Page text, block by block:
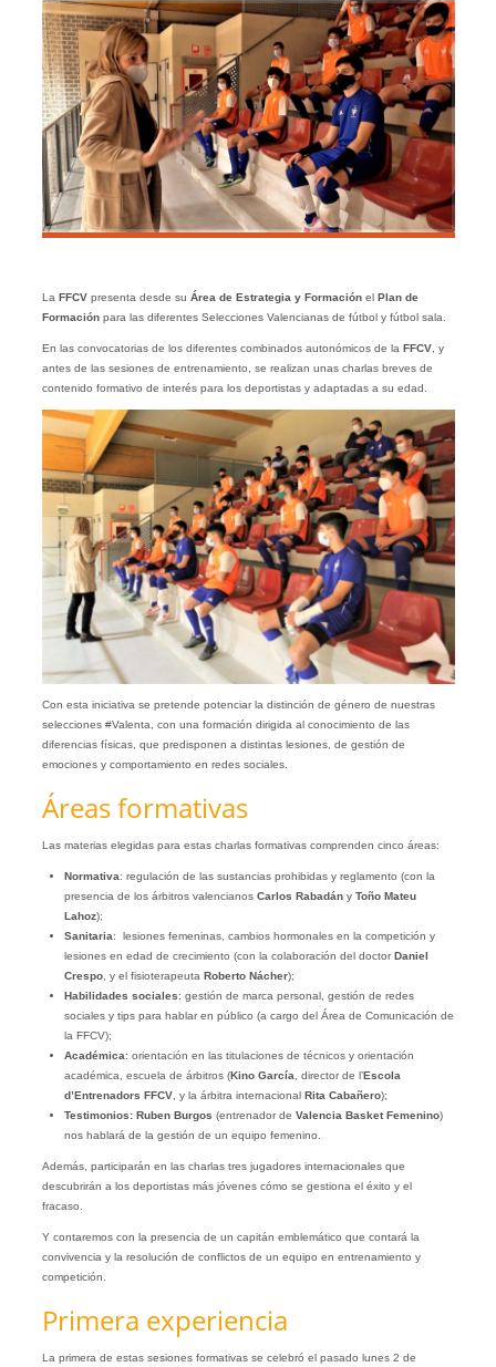
La FFCVpresenta desde su Área de Estrategia y Formaciónel Plan de
Formaciónpara las diferentes Selecciones Valencianas de fútbol y fútbol sala.
En las convocatorias de los diferentes combinados autonómicos de la FFCV, y
antes de las sesiones de entrenamiento, se realizan unas charlas breves de
contenido formativo de interés para los deportistas y adaptadas a su edad.
Con esta iniciativa se pretende potenciar la distinción de género de nuestras
selecciones #Valenta, con una formación dirigida al conocimiento de las
diferencias físicas, que predisponen a distintas lesiones, de gestión de
emociones y comportamiento en redes sociales.
Áreas formativas
Las materias elegidas para estas charlas formativas comprenden cinco áreas:
Normativa: regulación de las sustancias prohibidas y reglamento (con la
presencia de los árbitros valencianos Carlos Rabadány Toño Mateu
Lahoz);
Sanitaria: lesiones femeninas, cambios hormonales en la competición y
lesiones en edad de crecimiento (con la colaboración del doctor Daniel
Crespo, y el fisioterapeuta Roberto Nácher);
Habilidades sociales: gestión de marca personal, gestión de redes
sociales y tips para hablar en público (a cargo del Área de Comunicación de
la FFCV);
Académica: orientación en las titulaciones de técnicos y orientación
académica, escuela de árbitros (Kino García, director de l’Escola
d’Entrenadors FFCV, y la árbitra internacional Rita Cabañero);
Testimonios: Ruben Burgos (entrenador de Valencia Basket Femenino)
nos hablará de la gestión de un equipo femenino.
Además, participarán en las charlas tres jugadores internacionales que
descubrirán a los deportistas más jóvenes cómo se gestiona el éxito y el
fracaso.
Y contaremos con la presencia de un capitán emblemático que contará la
convivencia y la resolución de conflictos de un equipo en entrenamiento y
competición.
Primera experiencia
La primera de estas sesiones formativas se celebró el pasado lunes 2 de